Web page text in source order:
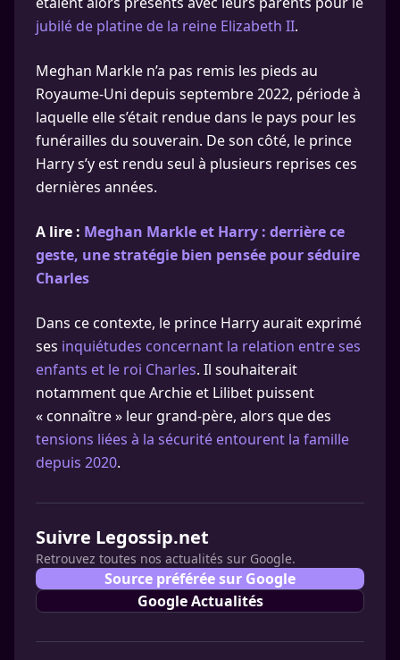
jubilé de platine de la reine Elizabeth II.
Meghan Markle n’a pas remis les pieds au
Royaume-Uni depuis septembre 2022, période à
laquelle elle s’était rendue dans le pays pour les
funérailles du souverain. De son côté, le prince
Harry s’y est rendu seul à plusieurs reprises ces
dernières années.
A lire : Meghan Markle et Harry : derrière ce
geste, une stratégie bien pensée pour séduire
Charles
Dans ce contexte, le prince Harry aurait exprimé
ses inquiétudes concernant la relation entre ses
enfants et le roi Charles. Il souhaiterait
notamment que Archie et Lilibet puissent
« connaître » leur grand-père, alors que des
tensions liées à la sécurité entourent la famille
depuis 2020.
Suivre Legossip.net
Retrouvez toutes nos actualités sur Google.
Source préférée sur Google
Google Actualités